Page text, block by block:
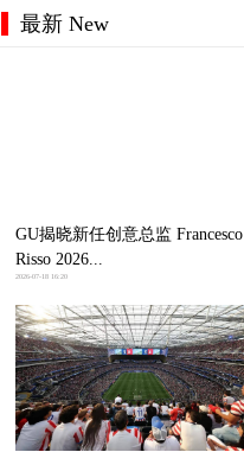
最新 New
GU揭晓新任创意总监 Francesco
Risso 2026...
2026-07-18 16:20